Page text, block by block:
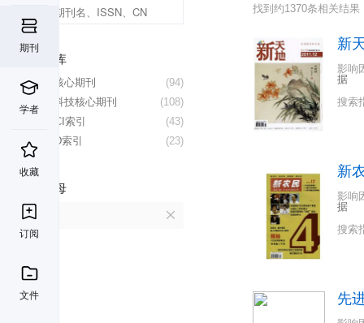
期刊
学者
收藏
订阅
文件
数据库
(94)
北大核心期刊
(108)
中国科技核心期刊
(43)
CSSCI索引
(23)
CSCD索引
首字母
找到约1370条相关结果
新
影响
据
搜索
新
影响
据
搜索
先